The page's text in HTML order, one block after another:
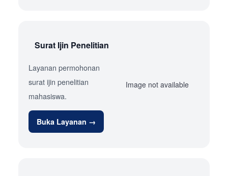
Surat Ijin Penelitian
Layanan permohonan
surat ijin penelitian
mahasiswa.
Buka Layanan →
Image not available